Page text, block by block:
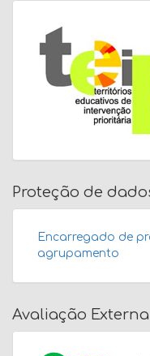
Proteção de
Encarregado de
agrupamento
Avaliação Externa